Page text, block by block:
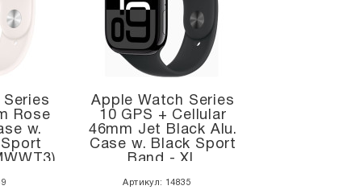
Rose
w.
Apple Watch Series
10 GPS + Cellular
46mm Jet Black Alu.
Case w. Black Sport
Band - XL
Артикул: 14835